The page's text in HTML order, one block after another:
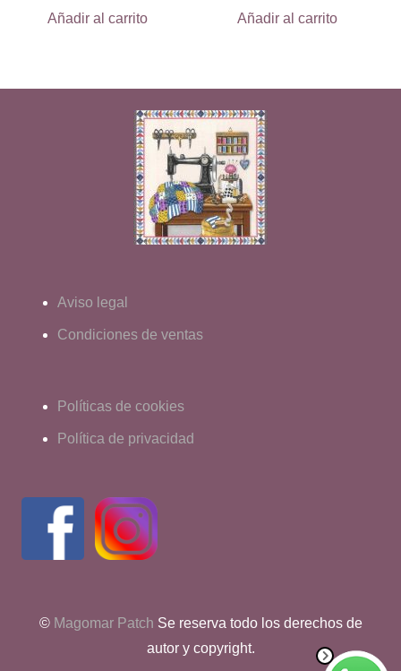
Añadir al carrito Añadir al carrito
Aviso legal
Condiciones de ventas
Políticas de cookies
Política de privacidad
© Magomar Patch Se reserva todo los derechos de
autor y copyright.